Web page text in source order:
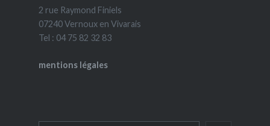
2 rue Raymond Finiels
07240 Vernoux en Vivarais
Tel : 04 75 82 32 83
mentions légales